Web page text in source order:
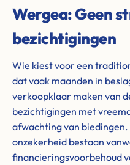
Wergea: Geen
bezichtigingen
Wie kiest voor een
dat vaak maanden in
verkoopklaar maken van
bezichtigingen met
afwachting van
onzekerheid bestaan
financieringsvoorbehoud